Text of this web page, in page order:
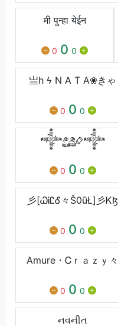
मी पुन्हा येईन
0 0 0
亗h ϟ N A T A❀きゃ
0 0 0
𒀱༲࿆༫࿆࿂𒀱
0 0 0
彡[ᏇᎥᏝᎴ々Š0ūŁ]彡Ꮶɮ
0 0 0
Amure・Ꮯｒａｚｙ々
0 0 0
નવનીત